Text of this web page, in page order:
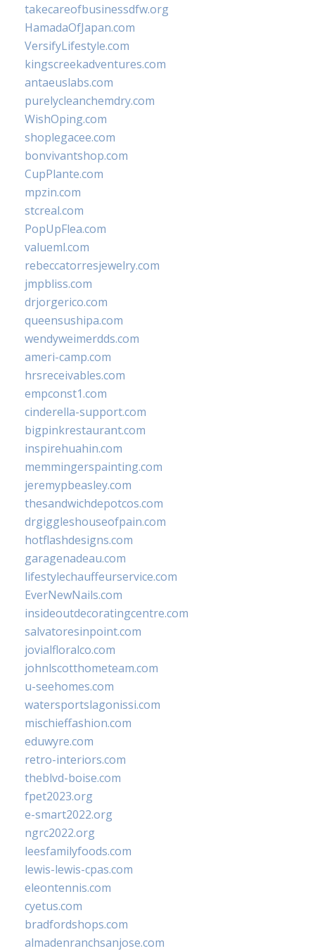
takecareofbusinessdfw.org
HamadaOfJapan.com
VersifyLifestyle.com
kingscreekadventures.com
antaeuslabs.com
purelycleanchemdry.com
WishOping.com
shoplegacee.com
bonvivantshop.com
CupPlante.com
mpzin.com
stcreal.com
PopUpFlea.com
valueml.com
rebeccatorresjewelry.com
jmpbliss.com
drjorgerico.com
queensushipa.com
wendyweimerdds.com
ameri-camp.com
hrsreceivables.com
empconst1.com
cinderella-support.com
bigpinkrestaurant.com
inspirehuahin.com
memmingerspainting.com
jeremypbeasley.com
thesandwichdepotcos.com
drgiggleshouseofpain.com
hotflashdesigns.com
garagenadeau.com
lifestylechauffeurservice.com
EverNewNails.com
insideoutdecoratingcentre.com
salvatoresinpoint.com
jovialfloralco.com
johnlscotthometeam.com
u-seehomes.com
watersportslagonissi.com
mischieffashion.com
eduwyre.com
retro-interiors.com
theblvd-boise.com
fpet2023.org
e-smart2022.org
ngrc2022.org
leesfamilyfoods.com
lewis-lewis-cpas.com
eleontennis.com
cyetus.com
bradfordshops.com
almadenranchsanjose.com